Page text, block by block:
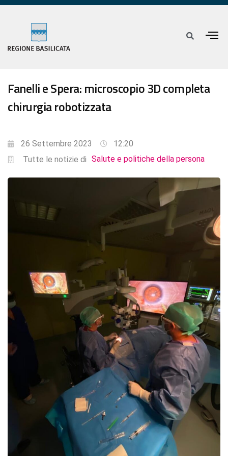
Fanelli e Spera: microscopio 3D completa
chirurgia robotizzata
26 Settembre 2023
12:20
Tutte le notizie di Salute e politiche della persona